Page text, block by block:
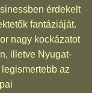
érdekelt
fantáziáját.
nagy kockázatot
illetve Nyugat-
az